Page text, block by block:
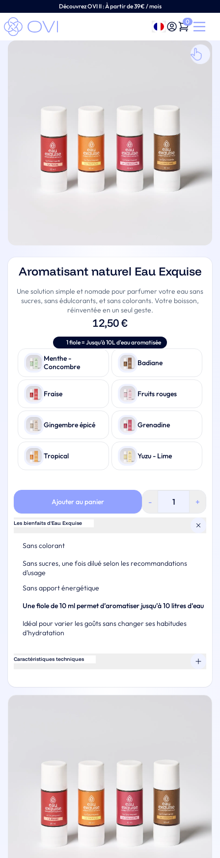
Découvrez OVI II :Àpartir de 39€ / mois
Français
0
Aromatisant naturel Eau Exquise
Une solution simple et nomade pour parfumer votre eau sans
sucres, sans édulcorants, et sans colorants. Votre boisson,
réinventée en un seul geste.
12,50€
1 fiole = Jusqu'à 10L d'eau aromatisée
SaveurMenthe -
Concombre
Badiane
Fraise Fruits rouges
Gingembre épicé Grenadine
Tropical Yuzu - Lime
Ajouter au panier
quantité
Aromatisant
- +
Les bienfaits d'Eau Exquise
Sans colorant
Sans sucres, une fois dilué selon les recommandations
d’usage
Sans apport énergétique
Une fiole de 10 ml permet d’aromatiser jusqu’à 10 litres d’eau
Idéal pour varier les goûts sans changer ses habitudes
d’hydratation
Caractéristiques techniques